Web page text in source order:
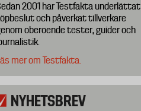
2001 har Testfakta underlättat
och påverkat tillverkare
oberoende tester, guider och
mer om Testfakta.
NYHETSBREV